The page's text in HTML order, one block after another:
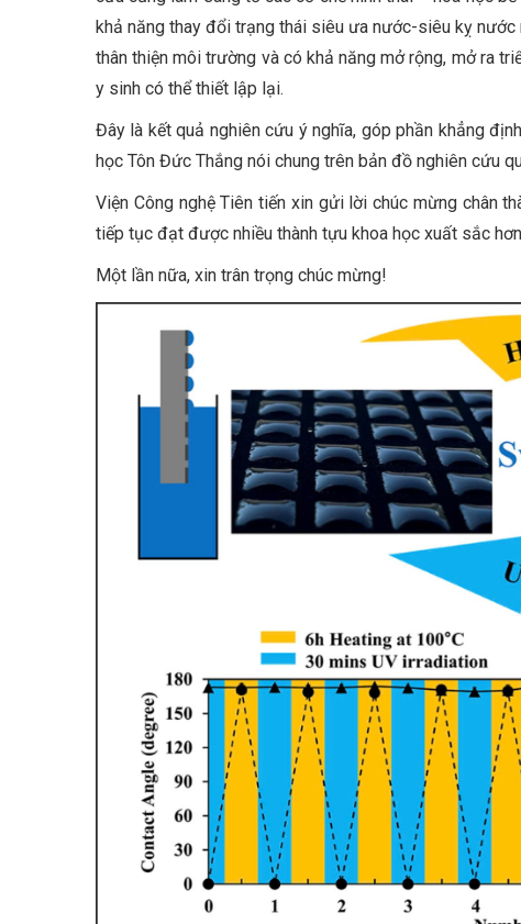
khả năng thay đổi trạng thái siêu ưa nước-siêu kỵ nước
thân thiện môi trường và có khả năng mở rộng, mở ra
y sinh có thể thiết lập lại.
Đây là kết quả nghiên cứu ý nghĩa, góp phần khẳng
học Tôn Đức Thắng nói chung trên bản đồ nghiên cứu
Viện Công nghệ Tiên tiến xin gửi lời chúc mừng chân
tiếp tục đạt được nhiều thành tựu khoa học xuất sắc
Một lần nữa, xin trân trọng chúc mừng!